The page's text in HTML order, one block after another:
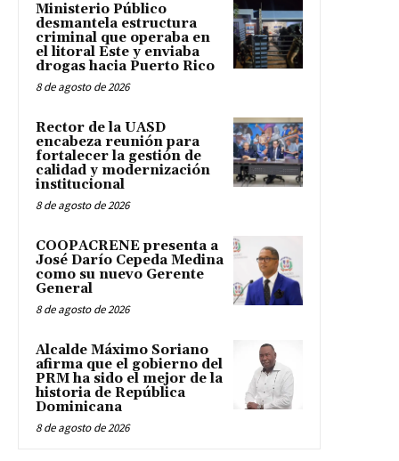
Ministerio Público
desmantela estructura
criminal que operaba en
el litoral Este y enviaba
drogas hacia Puerto Rico
8 de agosto de 2026
Rector de la UASD
encabeza reunión para
fortalecer la gestión de
calidad y modernización
institucional
8 de agosto de 2026
COOPACRENE presenta a
José Darío Cepeda Medina
como su nuevo Gerente
General
8 de agosto de 2026
Alcalde Máximo Soriano
afirma que el gobierno del
PRM ha sido el mejor de la
historia de República
Dominicana
8 de agosto de 2026